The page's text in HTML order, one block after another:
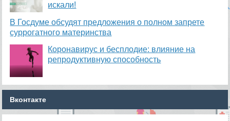
искали!
В Госдуме обсудят предложения о полном запрете
суррогатного материнства
Коронавирус и бесплодие: влияние на
репродуктивную способность
Вконтакте